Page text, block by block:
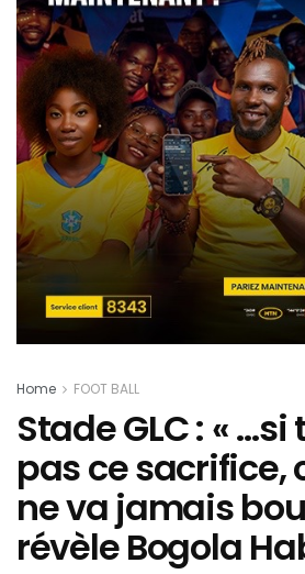
Home FOOT BALL
Stade GLC : «
pas ce sacrifice,
ne va jamais
révèle Bogola